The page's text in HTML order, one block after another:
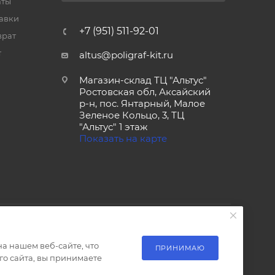
+7 (951) 511-92-01
altus@poligraf-kit.ru
Магазин-склад ТЦ "Альтус"
Ростовская обл, Аксайский
р-н, пос. Янтарный, Малое
Зеленое Кольцо, 3, ТЦ
"Альтус" 1 этаж
Показать на карте
нашем веб-сайте, что
сайта, вы принимаете
ПРИНИМАЮ